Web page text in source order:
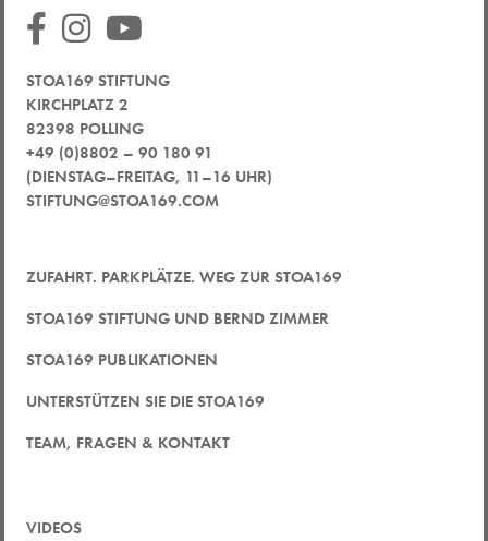
STOA169 STIFTUNG
KIRCHPLATZ 2
82398 POLLING
+49 (0)8802 – 90 180 91
(DIENSTAG–FREITAG, 11–16 UHR)
STIFTUNG@STOA169.COM
ZUFAHRT. PARKPLÄTZE. WEG ZUR STOA169
STOA169 STIFTUNG UND BERND ZIMMER
STOA169 PUBLIKATIONEN
UNTERSTÜTZEN SIE DIE STOA169
TEAM, FRAGEN & KONTAKT
VIDEOS